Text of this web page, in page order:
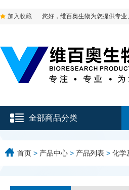
加入收藏 您好，维百奥生物为您提供专业
全部商品分类
首页 > 产品中心 > 产品列表 > 化学